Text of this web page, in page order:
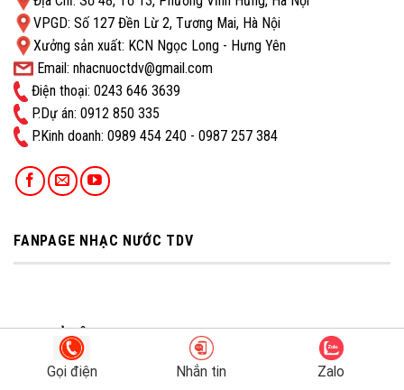
VPGD: Số 127 Đền Lừ 2, Tương Mai, Hà Nội
Xưởng sản xuất: KCN Ngọc Long - Hưng Yên
Email: nhacnuoctdv@gmail.com
Điện thoại: 0243 646 3639
P.Dự án: 0912 850 335
P.Kinh doanh: ‭0989 454 240 - 0987 257 384
FANPAGE NHẠC NƯỚC TDV
ĐỊA CHỈ CÔNG TY
Gọi điện Nhắn tin Zalo